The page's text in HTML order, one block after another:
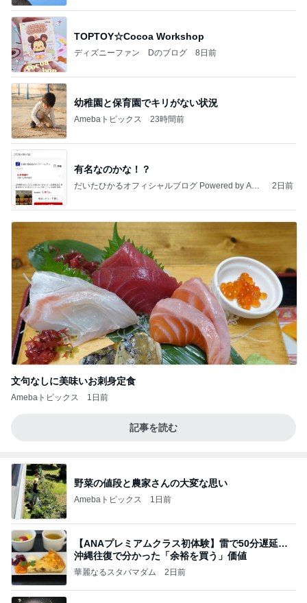
TOPTOY☆Cocoa Workshop
ディズニーファン Dのブログ 8日前
幼稚園と保育園でキリがない状況
Amebaトピックス 23時間前
有名なのかな！？
だいたひかるオフィシャルブログ Powered by Ame
2日前
文句なしに美味いお刺身定食
Amebaトピックス 1日前
記事を読む
野菜の値段と農家さんの大変な思い
Amebaトピックス 1日前
【ANAプレミアムクラス初体験】雷で50分遅延…
沖縄往復で分かった「余裕を買う」価値
華麗なるスタバマダム 2日前